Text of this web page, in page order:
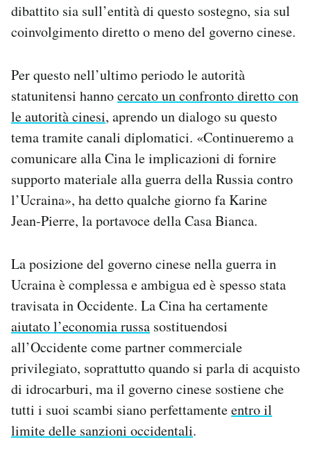
dibattito sia sull’entità di questo sostegno, sia sul
coinvolgimento diretto o meno del governo cinese.
Per questo nell’ultimo periodo le autorità
statunitensi hannocercato un confronto diretto con
le autorità cinesi, aprendo un dialogo su questo
tema tramite canali diplomatici. «Continueremo a
comunicare alla Cina le implicazioni di fornire
supporto materiale alla guerra della Russia contro
l’Ucraina», ha detto qualche giorno fa Karine
Jean-Pierre, la portavoce della Casa Bianca.
La posizione del governo cinese nella guerra in
Ucraina è complessa e ambigua ed è spesso stata
travisata in Occidente. La Cina ha certamente
aiutato l’economia russa sostituendosi
all’Occidente come partner commerciale
privilegiato, soprattutto quando si parla di acquisto
di idrocarburi, ma il governo cinese sostiene che
tutti i suoi scambi siano perfettamenteentro il
limite delle sanzioni occidentali.